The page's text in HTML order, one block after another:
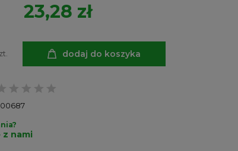
23,28 zł
dodaj do koszyka
z nami